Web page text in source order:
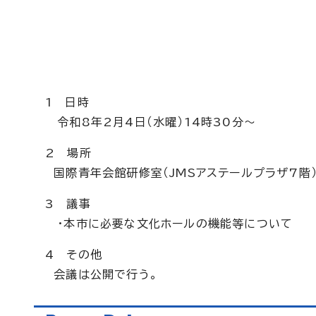
1 日時
令和8年2月4日（水曜）14時30分～
2 場所
国際青年会館研修室（JMSアステールプラザ7階
3 議事
・本市に必要な文化ホールの機能等について
4 その他
会議は公開で行う。